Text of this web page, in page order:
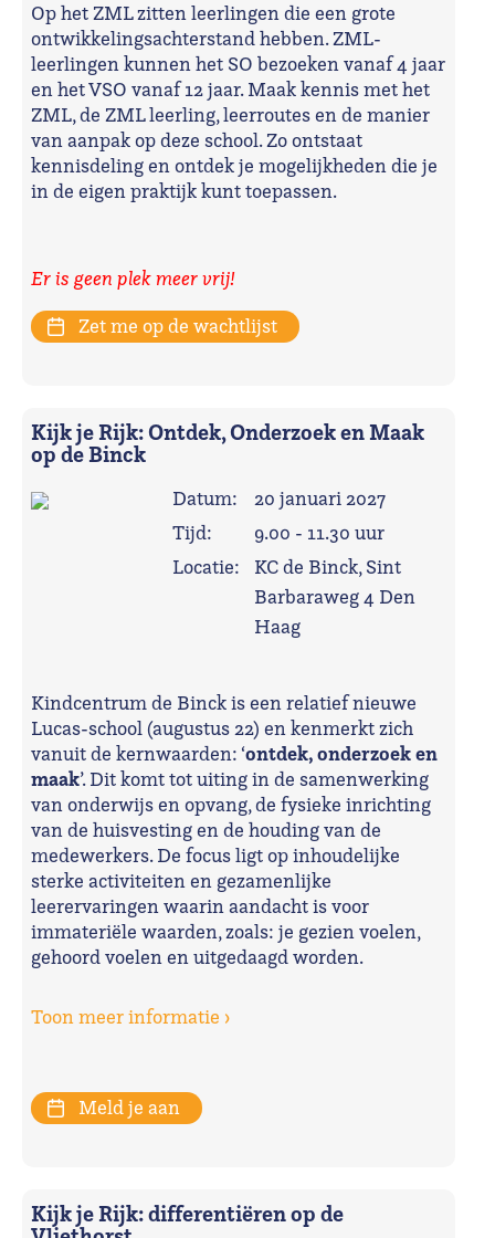
Op het ZML zitten leerlingen die een grote
ontwikkelingsachterstand hebben. ZML-
leerlingen kunnen het SO bezoeken vanaf 4 jaar
en het VSO vanaf 12 jaar. Maak kennis met het
ZML, de ZML leerling, leerroutes en de manier
van aanpak op deze school. Zo ontstaat
kennisdeling en ontdek je mogelijkheden die je
in de eigen praktijk kunt toepassen.
Er is geen plek meer vrij!
Zet me op de wachtlijst
Kijk je Rijk: Ontdek, Onderzoek en Maak
op de Binck
Datum:
20 januari 2027
Tijd:
9.00 - 11.30 uur
Locatie:
KC de Binck, Sint
Barbaraweg 4 Den
Haag
Kindcentrum de Binck is een relatief nieuwe
Lucas-school (augustus 22) en kenmerkt zich
vanuit de kernwaarden: ‘ontdek, onderzoek en
maak’. Dit komt tot uiting in de samenwerking
van onderwijs en opvang, de fysieke inrichting
van de huisvesting en de houding van de
medewerkers. De focus ligt op inhoudelijke
sterke activiteiten en gezamenlijke
leerervaringen waarin aandacht is voor
immateriële waarden, zoals: je gezien voelen,
gehoord voelen en uitgedaagd worden.
Toon meer informatie ›
Meld je aan
Kijk je Rijk: differentiëren op de